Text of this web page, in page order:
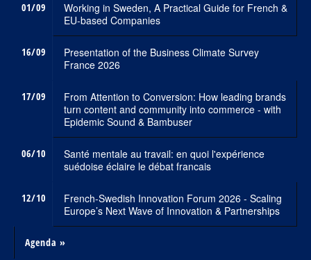
01/09
Working in Sweden, A Practical Guide for French &
EU-based Companies
16/09
Presentation of the Business Climate Survey
France 2026
17/09
From Attention to Conversion: How leading brands
turn content and community into commerce - with
Epidemic Sound & Bambuser
06/10
Santé mentale au travail: en quoi l'expérience
suédoise éclaire le débat francais
12/10
French-Swedish Innovation Forum 2026 - Scaling
Europe’s Next Wave of Innovation & Partnerships
Agenda »